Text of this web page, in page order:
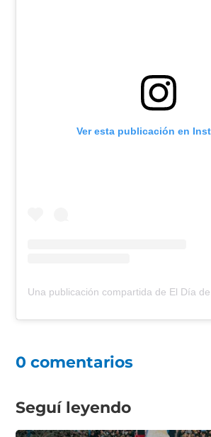
Ver esta publicación en
0 comentarios
Seguí leyendo